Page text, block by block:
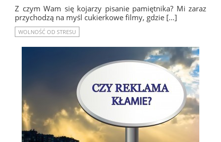
Z czym Wam się kojarzy pisanie pamiętnika? Mi zaraz
przychodzą na myśl cukierkowe filmy, gdzie […]
WOLNOŚĆ OD STRESU